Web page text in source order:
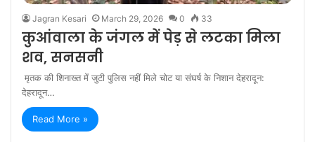
Jagran Kesari March 29, 2026 0 33
कुआंवाला के जंगल में पेड़ से लटका मिला
शव, सनसनी
मृतक की शिनाख्त में जुटी पुलिस नहीं मिले चोट या संघर्ष के निशान देहरादून:
देहरादून…
Read More »